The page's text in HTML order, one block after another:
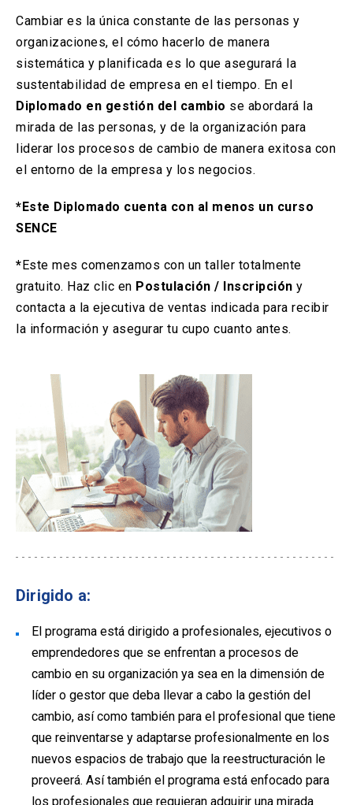
nueva
pestaña)
abre
una
nueva
pestaña)
enlace
se
abre
nueva
pestaña)
ACCESOS UC
Biblioteca launch
(El
enlace
se
abre
una
pestaña)
Mi Portal UC launch
(El
enlace
se
abre
una
pestaña)
Correo launch
enlace
se
en
una
nueva
Cambiar es la única constante de las personas y
organizaciones, el cómo hacerlo de manera
sistemática y planificada es lo que asegurará la
sustentabilidad de empresa en el tiempo. En el
Diplomado en gestión del cambio se abordará la
mirada de las personas, y de la organización para
liderar los procesos de cambio de manera exitosa con
el entorno de la empresa y los negocios.
*Este Diplomado cuenta con al menos un curso
SENCE
*Este mes comenzamos con un taller totalmente
gratuito. Haz clic en Postulación / Inscripción y
contacta a la ejecutiva de ventas indicada para recibir
la información y asegurar tu cupo cuanto antes.
Dirigido a:
El programa está dirigido a profesionales, ejecutivos o
emprendedores que se enfrentan a procesos de
cambio en su organización ya sea en la dimensión de
líder o gestor que deba llevar a cabo la gestión del
cambio, así como también para el profesional que tiene
que reinventarse y adaptarse profesionalmente en los
nuevos espacios de trabajo que la reestructuración le
proveerá. Así también el programa está enfocado para
los profesionales que requieran adquirir una mirada